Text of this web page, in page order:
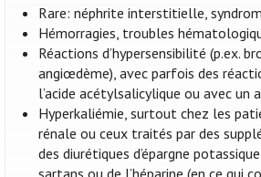
Rare: néphrite interstitielle,
Hémorragies, troubles
Réactions d’hypersensibilité (p.ex.
angiœdème), avec parfois des
l’acide acétylsalicylique ou avec un
Hyperkaliémie, surtout chez les
rénale ou ceux traités par des
des diurétiques d’épargne